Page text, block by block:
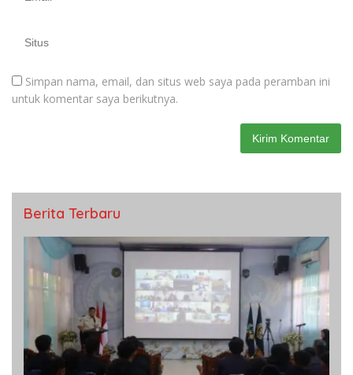
Simpan nama, email, dan situs web saya pada peramban ini
untuk komentar saya berikutnya.
Berita Terbaru